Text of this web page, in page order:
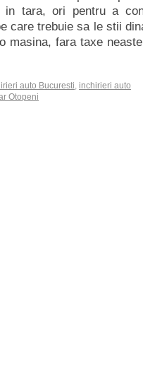
tara, ori pentru a
care trebuie sa le stii
masina, fara taxe
auto Bucuresti, inchirieri auto
Otopeni